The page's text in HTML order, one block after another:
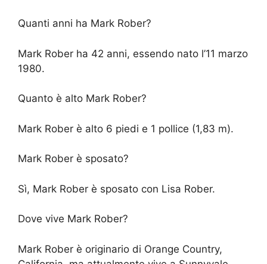
Quanti anni ha Mark Rober?
Mark Rober ha 42 anni, essendo nato l’11 marzo
1980.
Quanto è alto Mark Rober?
Mark Rober è alto 6 piedi e 1 pollice (1,83 m).
Mark Rober è sposato?
Sì, Mark Rober è sposato con Lisa Rober.
Dove vive Mark Rober?
Mark Rober è originario di Orange Country,